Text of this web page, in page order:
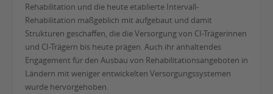
Rehabilitation und die heute etablierte Intervall-
Rehabilitation maßgeblich mit aufgebaut und damit
Strukturen geschaffen, die die Versorgung von CI-Trägerinnen
und CI-Trägern bis heute prägen. Auch ihr anhaltendes
Engagement für den Ausbau von Rehabilitationsangeboten in
Ländern mit weniger entwickelten Versorgungssystemen
wurde hervorgehoben.